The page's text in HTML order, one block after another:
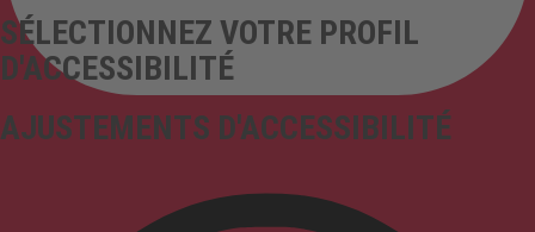
AJUSTEMENTS D'ACCESSIBILITÉ
SÉLECTIONNEZ VOTRE PROFIL
D'ACCESSIBILITÉ